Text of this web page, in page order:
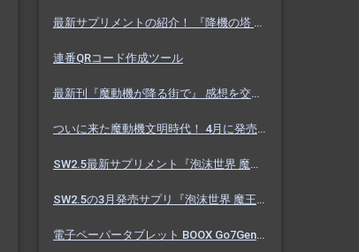
最新サプリメントの紹介！ 『降機の塔 ヴァセーゴ』 魔動機好きなら必見！ 随伴魔動機と旅に出よう！
連番QRコード作成ツール
最新刊『魔動機が降る街で』 感想を交えて紹介します！ 魔動機テーマの小説！ おもしろいデータも多数！
ついに来た魔動機文明時代！ 4月に発売のソドワ最新刊 『魔動機が降る街で』 紹介・予想・考察！
SW2.5最新サプリメント『泡沫世界 魔王宮殿』 バーっと読んだ感想を交えて紹介します！！
SW2.5の3月発売サプリ『泡沫世界 魔王宮殿』 これまでにわかった内容を予想を交えて紹介
電子ペーパータブレット BOOX Go7Gen2 購入しました【Eink】